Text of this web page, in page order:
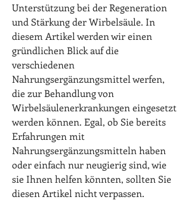
Unterstützung bei der Regeneration
und Stärkung der Wirbelsäule. In
diesem Artikel werden wir einen
gründlichen Blick auf die
verschiedenen
Nahrungsergänzungsmittel werfen,
die zur Behandlung von
Wirbelsäulenerkrankungen eingesetzt
werden können. Egal, ob Sie bereits
Erfahrungen mit
Nahrungsergänzungsmitteln haben
oder einfach nur neugierig sind, wie
sie Ihnen helfen könnten, sollten Sie
diesen Artikel nicht verpassen.